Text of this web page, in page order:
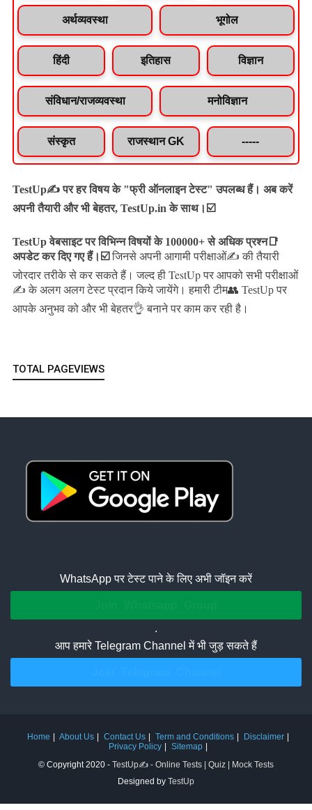
अर्थव्यवस्था भूगोल
हिंदी इतिहास विज्ञान
संविधान/राजव्यवस्था मनोविज्ञान
संस्कृत राजस्थान GK -----
TestUp✍️ पर हर विषय के "फ्री ऑनलाइन टेस्ट" उपलब्ध हैं। अब करें
अपनी तैयारी और भी बेहतर, TestUp.in के साथ।☑️
TestUp वेबसाइट पर विभिन्न विषयों के 100000+ से अधिक प्रश्न📑
अपडेट कर दिए गए हैं। ☑️ जिनसे अपनी आगामी परीक्षाओं✍️ की तैयारी
जोरदार तरीके से कर सकते हैं।जल्द ही TestUp पर आपको सभी परीक्षाओं
✍️ के अलग अलग टेस्ट प्रदान किये जायेंगे। हमारी टीम👥 TestUp पर
आपके अनुभव को और भी बेहतर👌 बनाने पर काम कर रही है।
TOTAL PAGEVIEWS
WhatsApp पर टेस्ट पाने के लिए अभी जॉइन करें
.
आप हमारे Telegram Channel में भी जुड़ सकते हैं
Home About Us Contact Us Term and Conditions
Disclaimer
Privacy Policy
Sitemap
© Copyright 2020 - TestUp✍️ - Online Tests | Quiz | Mock Tests
Designed by TestUp